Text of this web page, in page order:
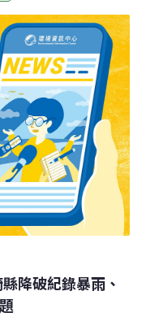
敏感區為土地開發、
讓社會可因地制宜規
滿中火二期過環評提
降破紀錄暴雨、